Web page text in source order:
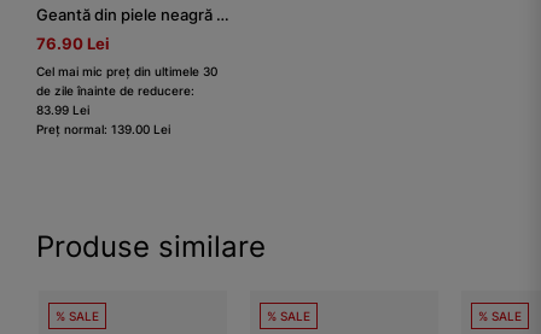
Geantă din piele neagră pentru telefon
76.90 Lei
Cel mai mic preț din ultimele 30
de zile înainte de reducere:
83.99 Lei
Preț normal: 139.00 Lei
Produse similare
% SALE % SALE % SALE